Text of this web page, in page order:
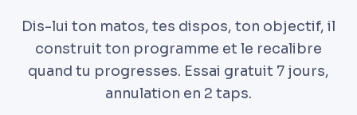
Dis-lui ton matos, tes dispos, ton objectif, il
construit ton programme et le recalibre
quand tu progresses. Essai gratuit 7 jours,
annulation en 2 taps.